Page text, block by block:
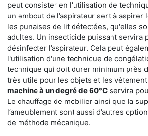
peut consister en l'utilisation de
un embout de l’aspirateur sert à
les punaises de lit détectées, qu'elles
adultes. Un insecticide puissant servira
désinfecter l’aspirateur. Cela peut
l'utilisation d'une technique de
technique qui doit durer minimum près
très utile pour les objets et les
machine à un degré de 60°C servira
Le chauffage de mobilier ainsi que la
l’ameublement sont aussi d’autres
de méthode mécanique.